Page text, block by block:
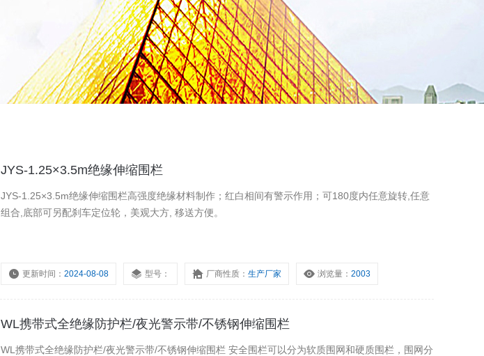
JYS-1.25×3.5m绝缘伸缩围栏
JYS-1.25×3.5m绝缘伸缩围栏高强度绝缘材料制作；红白相间有警示作用；可180度内任意旋转,任意
组合,底部可另配刹车定位轮，美观大方, 移送方便。
更新时间：2024-08-08 型号： 厂商性质：生产厂家 浏览量：2003
WL携带式全绝缘防护栏/夜光警示带/不锈钢伸缩围栏
WL携带式全绝缘防护栏/夜光警示带/不锈钢伸缩围栏 安全围栏可以分为软质围网和硬质围栏，围网分